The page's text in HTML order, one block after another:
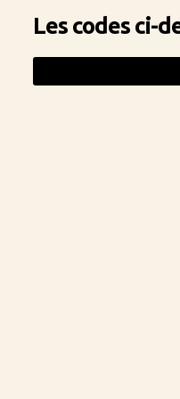
Les codes ci-